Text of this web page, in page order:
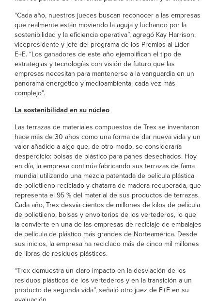
“Cada año, nuestros jueces buscan reconocer a las empresas
que realmente están moviendo la aguja y luchando por la
sostenibilidad y la eficiencia operativa”, agregó Kay Harrison,
vicepresidente y jefe del programa de los Premios al Líder
E+E. “Los ganadores de este año ejemplifican el tipo de
estrategias y tecnologías con visión de futuro que las
empresas necesitan para mantenerse a la vanguardia en un
panorama energético y medioambiental cada vez más
complejo”.
La sostenibilidad en su núcleo
Las terrazas de materiales compuestos de Trex se inventaron
hace más de 30 años como una forma de dar nueva vida y un
valor añadido a algo que, de otro modo, se consideraría
desperdicio: bolsas de plástico para panes desechados. Hoy
en día, la empresa continúa fabricando sus terrazas de fama
mundial utilizando una mezcla patentada de película plástica
de polietileno reciclado y chatarra de madera recuperada, que
representa el 95 % del material de sus productos de terrazas.
Cada año, Trex desvía cientos de millones de kilos de película
de polietileno, bolsas y envoltorios de los vertederos, lo que
la convierte en una de las empresas de reciclaje de embalajes
de película de plástico más grandes de Norteamérica. Desde
sus inicios, la empresa ha reciclado más de cinco mil millones
de libras de residuos plásticos.
“Trex demuestra un claro impacto en la desviación de los
residuos plásticos de los vertederos y en la transición a un
producto de segunda vida”, señaló otro juez de E+E en su